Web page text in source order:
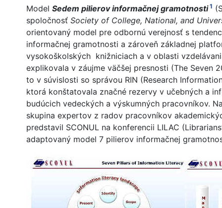
Model Sedem pilierov informačnej gramotnosti 1
spoločnosť Society of College, National, and
orientovaný model pre odbornú verejnosť s
informačnej gramotnosti a zároveň základnej
vysokoškolských knižniciach a v oblasti
explikovala v záujme väčšej presnosti (The
to v súvislosti so správou RIN (Research
ktorá konštatovala značné rezervy v učebných a
budúcich vedeckých a výskumných pracovníkov.
skupina expertov z radov pracovníkov
predstavil SCONUL na konferencii LILAC
adaptovaný model 7 pilierov informačnej